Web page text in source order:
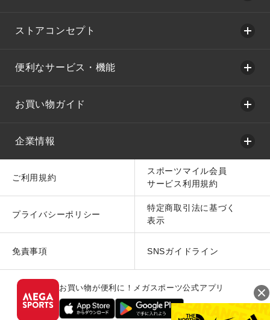
ストアコンセプト
便利なサービス・機能
お買い物ガイド
企業情報
ご利用規約
スポーツマイル会員
サービス利用規約
プライバシーポリシー
特定商取引法に基づく
表示
免責事項 SNSガイドライン
お買い物が便利に！メガスポーツ公式アプリ